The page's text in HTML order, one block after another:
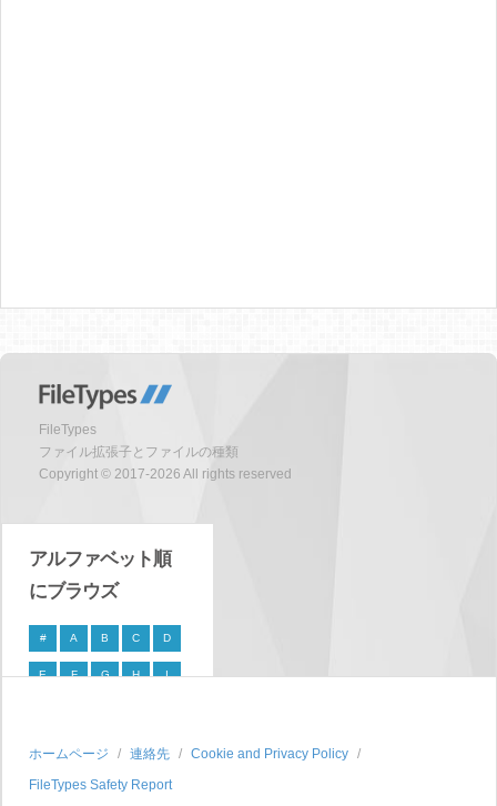
FileTypes
ファイル拡張子とファイルの種類
Copyright © 2017-2026 All rights reserved
アルファベット順
にブラウズ
# A B C D
E F G H I
P Q R S
T U V W X
ホームページ 連絡先
Cookie and Privacy Policy
FileTypes Safety Report